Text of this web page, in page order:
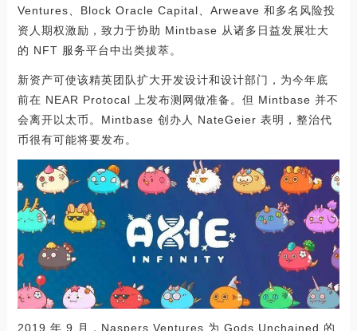
Ventures、Block Oracle Capital、Arweave 和多名风险投
资人期权激励，致力于协助 Mintbase 从诸多日益发展壮大
的 NFT 服务平台中出类拔萃。
新资产可使该精英团队扩大开发设计和设计部门，为今年底
前在 NEAR Protocal 上发布测网做准备。但 Mintbase 并不
会离开以太币。Mintbase 创办人 NateGeier 表明，整治代
币很有可能将要发布。
2019 年 9 月，Naspers Ventures 为 Gods Unchained 的